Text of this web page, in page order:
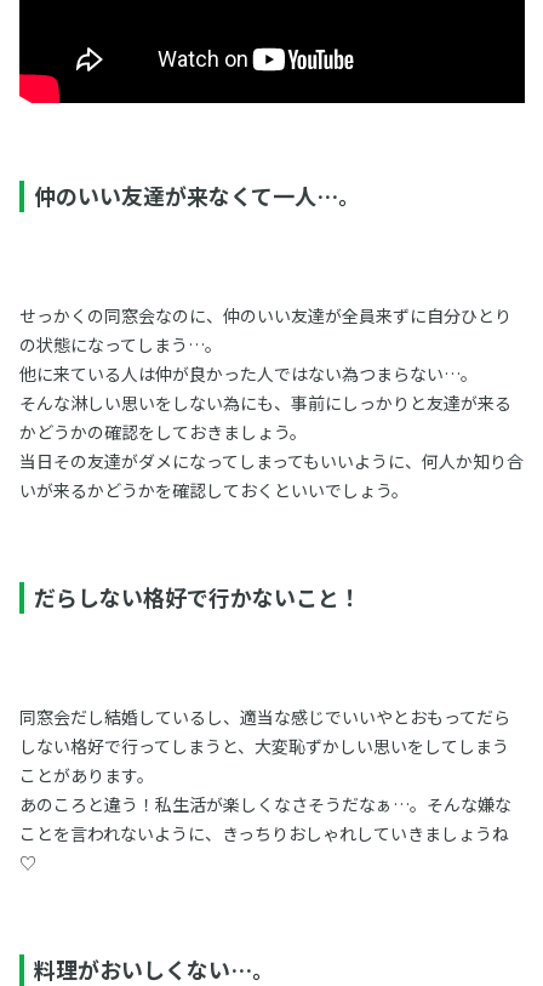
仲のいい友達が来なくて一人…。
せっかくの同窓会なのに、仲のいい友達が全員来ずに自分ひとり
の状態になってしまう…。
他に来ている人は仲が良かった人ではない為つまらない…。
そんな淋しい思いをしない為にも、事前にしっかりと友達が来る
かどうかの確認をしておきましょう。
当日その友達がダメになってしまってもいいように、何人か知り合
いが来るかどうかを確認しておくといいでしょう。
だらしない格好で行かないこと！
同窓会だし結婚しているし、適当な感じでいいやとおもってだら
しない格好で行ってしまうと、大変恥ずかしい思いをしてしまう
ことがあります。
あのころと違う！私生活が楽しくなさそうだなぁ…。そんな嫌な
ことを言われないように、きっちりおしゃれしていきましょうね
♡
料理がおいしくない…。